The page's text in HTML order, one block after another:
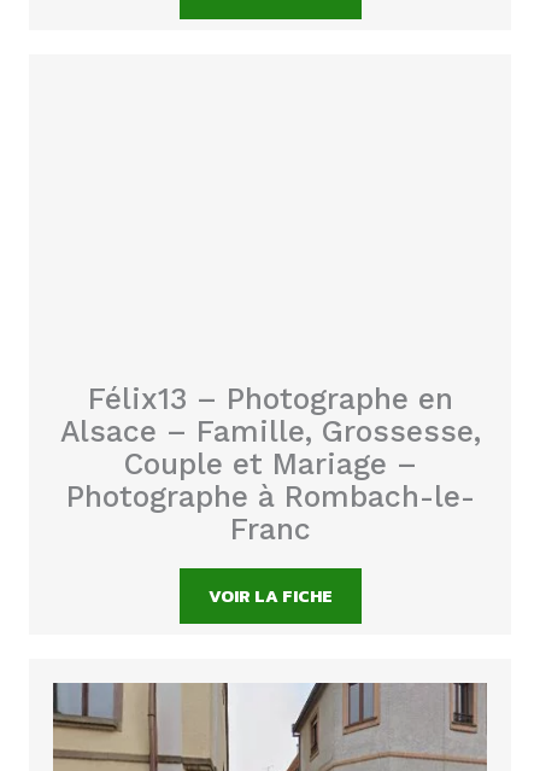
Félix13 – Photographe en
Alsace – Famille, Grossesse,
Couple et Mariage –
Photographe à Rombach-le-
Franc
VOIR LA FICHE